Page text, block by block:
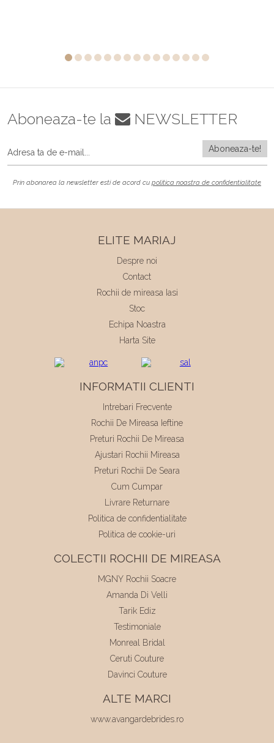
Aboneaza-te la NEWSLETTER
Prin abonarea la newsletter esti de acord cu politica noastra de confidentialitate
ELITE MARIAJ
Despre noi
Contact
Rochii de mireasa Iasi
Stoc
Echipa Noastra
Harta Site
INFORMATII CLIENTI
Intrebari Frecvente
Rochii De Mireasa Ieftine
Preturi Rochii De Mireasa
Ajustari Rochii Mireasa
Preturi Rochii De Seara
Cum Cumpar
Livrare Returnare
Politica de confidentialitate
Politica de cookie-uri
COLECTII ROCHII DE MIREASA
MGNY Rochii Soacre
Amanda Di Velli
Tarik Ediz
Testimoniale
Monreal Bridal
Ceruti Couture
Davinci Couture
ALTE MARCI
www.avangardebrides.ro